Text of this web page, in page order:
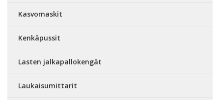
Kasvomaskit
Kenkäpussit
Lasten jalkapallokengät
Laukaisumittarit